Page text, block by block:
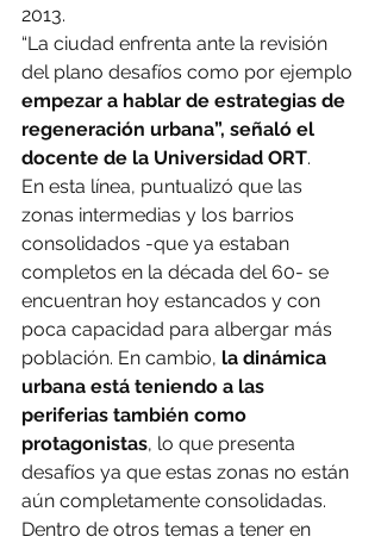
2013.
“La ciudad enfrenta ante la revisión
del plano desafíos como por ejemplo
empezar a hablar de estrategias de
regeneración urbana”, señaló el
docente de la Universidad ORT.
En esta línea, puntualizó que las
zonas intermedias y los barrios
consolidados -que ya estaban
completos en la década del 60- se
encuentran hoy estancados y con
poca capacidad para albergar más
población. En cambio, la dinámica
urbana está teniendo a las
periferias también como
protagonistas, lo que presenta
desafíos ya que estas zonas no están
aún completamente consolidadas.
Dentro de otros temas a tener en